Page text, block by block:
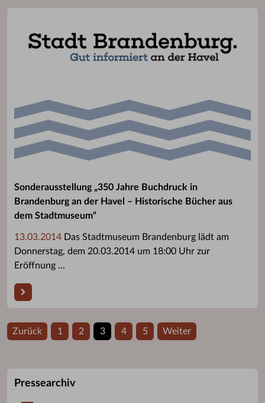
Sonderausstellung „350 Jahre Buchdruck in
Brandenburg an der Havel – Historische Bücher aus
dem Stadtmuseum“
13.03.2014 Das Stadtmuseum Brandenburg lädt am
Donnerstag, dem 20.03.2014 um 18:00 Uhr zur
Eröffnung ...
Zurück 1 2 3 4 5 Weiter
Pressearchiv